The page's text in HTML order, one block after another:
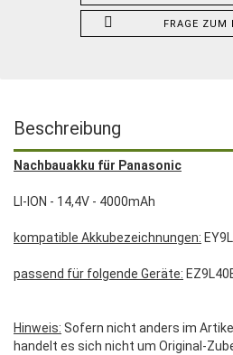
FRAGE ZUM
Beschreibung
Nachbauakku für Panasonic
LI-ION - 14,4V - 4000mAh
kompatible Akkubezeichnungen:
passend für folgende Geräte:
Hinweis: Sofern nicht anders im
handelt es sich nicht um Original-